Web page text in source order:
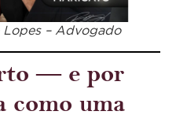
Lopes – Advogado
— e por
como uma